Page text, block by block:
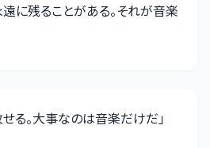
に残ることがある。それが音楽
る。大事なのは音楽だけだ」